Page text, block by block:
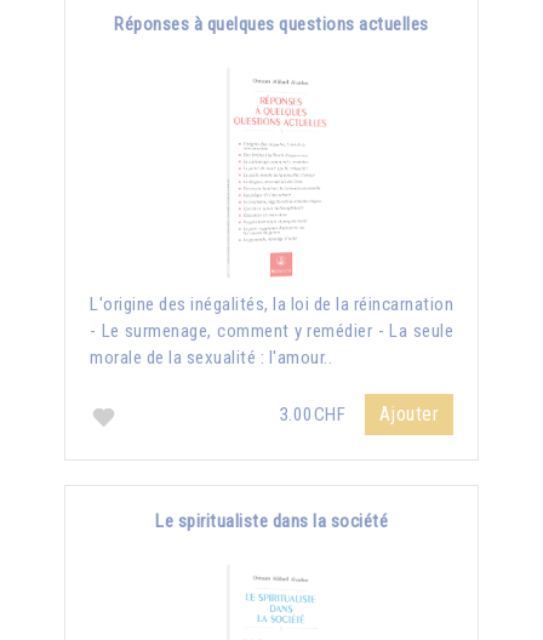
Réponses à quelques questions actuelles
L'origine des inégalités, la loi de la réincarnation
- Le surmenage, comment y remédier - La seule
morale de la sexualité : l'amour..
3.00CHF Ajouter
Le spiritualiste dans la société